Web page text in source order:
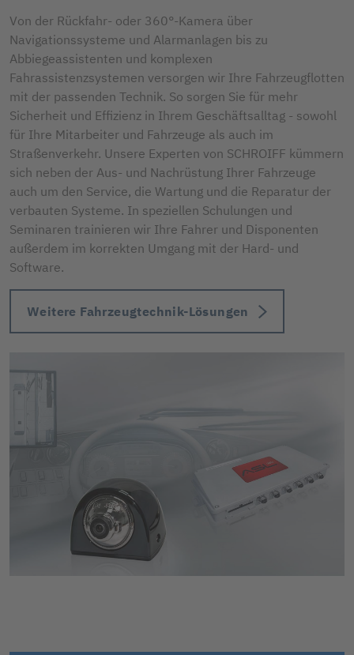
Von der Rückfahr- oder 360°-Kamera über
Navigationssysteme und Alarmanlagen bis zu
Abbiegeassistenten und komplexen
Fahrassistenzsystemen versorgen wir Ihre Fahrzeugflotten
mit der passenden Technik. So sorgen Sie für mehr
Sicherheit und Effizienz in Ihrem Geschäftsalltag - sowohl
für Ihre Mitarbeiter und Fahrzeuge als auch im
Straßenverkehr. Unsere Experten von SCHROIFF kümmern
sich neben der Aus- und Nachrüstung Ihrer Fahrzeuge
auch um den Service, die Wartung und die Reparatur der
verbauten Systeme. In speziellen Schulungen und
Seminaren trainieren wir Ihre Fahrer und Disponenten
außerdem im korrekten Umgang mit der Hard- und
Software.
Weitere Fahrzeugtechnik-Lösungen